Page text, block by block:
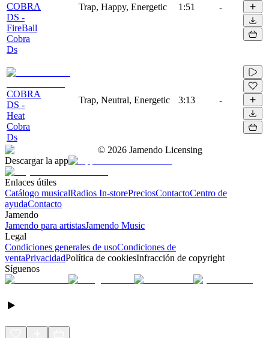
COBRA
DS -
FireBall
Cobra
Ds
Trap, Happy, Energetic 1:51 -
COBRA
DS -
Heat
Cobra
Ds
Trap, Neutral, Energetic 3:13 -
© 2026 Jamendo Licensing
Descargar la app
Enlaces útiles
Catálogo musicalRadios In-storePreciosContactoCentro de
ayudaContacto
Jamendo
Jamendo para artistasJamendo Music
Legal
Condiciones generales de usoCondiciones de
ventaPrivacidadPolítica de cookiesInfracción de copyright
Síguenos